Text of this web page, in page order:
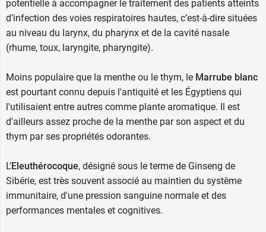
potentielle à accompagner le traitement des patients atteints
d’infection des voies respiratoires hautes, c’est-à-dire situées
au niveau du larynx, du pharynx et de la cavité nasale
(rhume, toux, laryngite, pharyngite).
Moins populaire que la menthe ou le thym, le Marrube blanc
est pourtant connu depuis l'antiquité et les Égyptiens qui
l'utilisaient entre autres comme plante aromatique. Il est
d'ailleurs assez proche de la menthe par son aspect et du
thym par ses propriétés odorantes.
L’Eleuthérocoque, désigné sous le terme de Ginseng de
Sibérie, est très souvent associé au maintien du système
immunitaire, d'une pression sanguine normale et des
performances mentales et cognitives.